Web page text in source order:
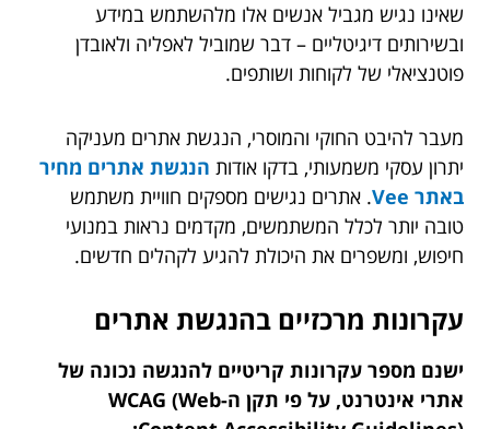
שאינו נגיש מגביל אנשים אלו מלהשתמש במידע
ובשירותים דיגיטליים – דבר שמוביל לאפליה ולאובדן
פוטנציאלי של לקוחות ושותפים.
מעבר להיבט החוקי והמוסרי, הנגשת אתרים מעניקה
יתרון עסקי משמעותי, בדקו אודות הנגשת אתרים מחיר
באתר Vee
. אתרים נגישים מספקים חוויית משתמש
טובה יותר לכלל המשתמשים, מקדמים נראות במנועי
חיפוש, ומשפרים את היכולת להגיע לקהלים חדשים.
עקרונות מרכזיים בהנגשת אתרים
ישנם מספר עקרונות קריטיים להנגשה נכונה של
אתרי אינטרנט, על פי תקן ה-WCAG (Web